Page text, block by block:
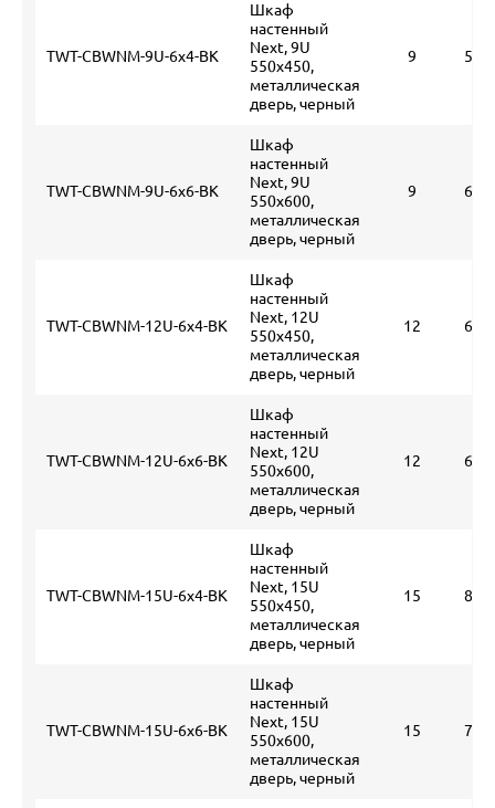
TWT-CBWNM-9U-6x4-BK
Шкаф
настенный
Next, 9U
550x450,
металлическая
дверь, черный
9
TWT-CBWNM-9U-6x6-BK
Шкаф
настенный
Next, 9U
550x600,
металлическая
дверь, черный
9
TWT-CBWNM-12U-6x4-BK
Шкаф
настенный
Next, 12U
550x450,
металлическая
дверь, черный
12
TWT-CBWNM-12U-6x6-BK
Шкаф
настенный
Next, 12U
550x600,
металлическая
дверь, черный
12
TWT-CBWNM-15U-6x4-BK
Шкаф
настенный
Next, 15U
550x450,
металлическая
дверь, черный
15
TWT-CBWNM-15U-6x6-BK
Шкаф
настенный
Next, 15U
550x600,
металлическая
дверь, черный
15